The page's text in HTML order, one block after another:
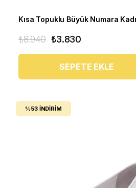
₺3.830
₺8.940
SEPETE EKLE
%53 İNDIRIM